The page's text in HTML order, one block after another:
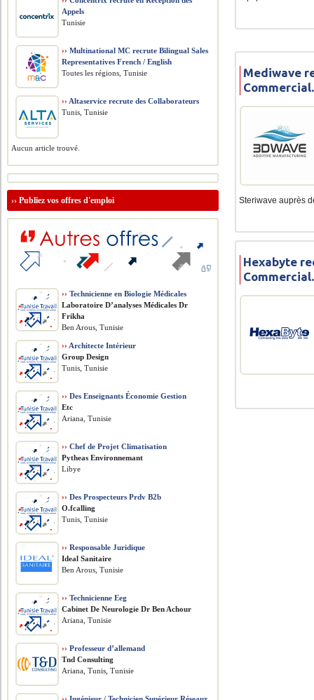
Mediwave
Steriwave auprès
Hexabyte
Appels
Tunisie
›› Multinational MC recrute Bilingual Sales
Representatives French / English
Toutes les régions, Tunisie
›› Altaservice recrute des Collaborateurs
Tunis, Tunisie
Aucun article trouvé.
››Publiez vos offres d'emploi
›› Technicienne en Biologie Médicales
Laboratoire D’analyses Médicales Dr
Frikha
Ben Arous, Tunisie
›› Architecte Intérieur
Group Design
Tunis, Tunisie
›› Des Enseignants Économie Gestion
Etc
Ariana, Tunisie
›› Chef de Projet Climatisation
Pytheas Environnemant
Libye
›› Des Prospecteurs Prdv B2b
O.fcalling
Tunis, Tunisie
›› Responsable Juridique
Ideal Sanitaire
Ben Arous, Tunisie
›› Technicienne Eeg
Cabinet De Neurologie Dr Ben Achour
Ariana, Tunisie
›› Professeur d’allemand
Tnd Consulting
Ariana, Tunis, Tunisie